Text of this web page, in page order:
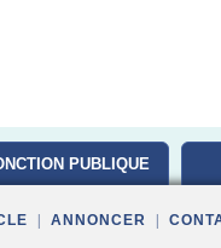
PUBLIQUE
ANNONCER